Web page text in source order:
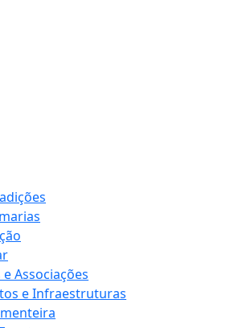
Associações
e Infraestruturas